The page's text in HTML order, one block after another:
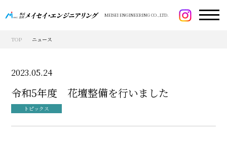
MEISEI ENGINEERING CO.,LTD.
TOP ニュース
2023.05.24
令和5年度 花壇整備を行いました
トピックス